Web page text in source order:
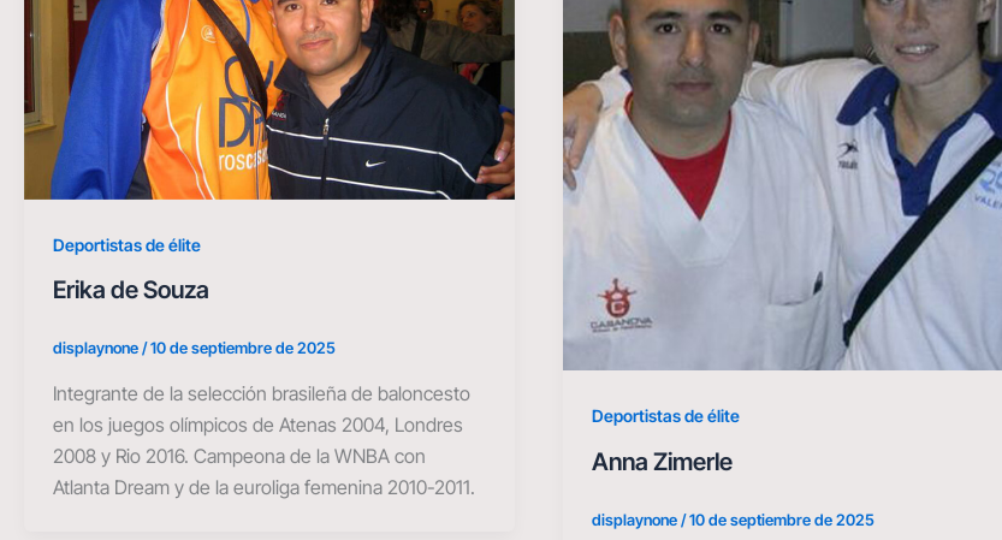
Deportistas de élite
Erika de Souza
displaynone/10 de septiembre de 2025
Integrante de la selección brasileña de baloncesto
en los juegos olímpicos de Atenas 2004, Londres
2008 y Rio 2016. Campeona de la WNBA con
Atlanta Dream y de la euroliga femenina 2010-2011.
Deportistas de élite
Anna Zimerle
displaynone/10 de septiembre de 2025